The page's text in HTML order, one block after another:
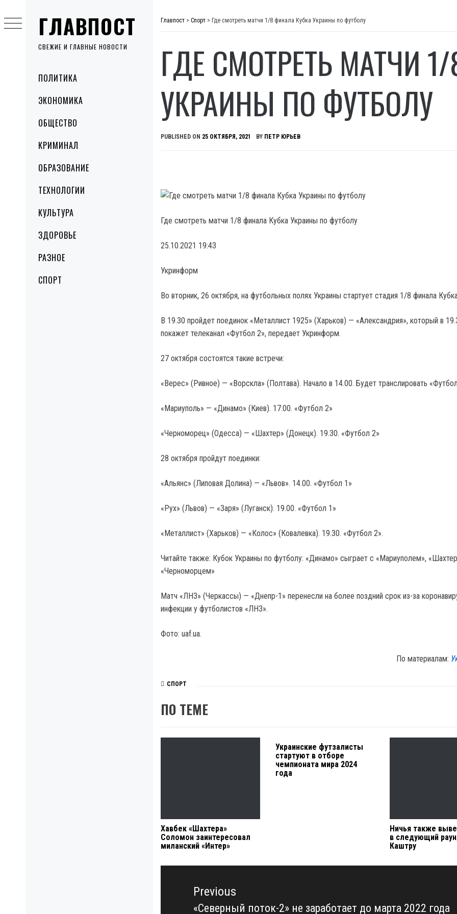
ГЛАВПОСТ
СВЕЖИЕ И ГЛАВНЫЕ НОВОСТИ
MenuПОЛИТИКА
ЭКОНОМИКА
ОБЩЕСТВО
КРИМИНАЛ
ОБРАЗОВАНИЕ
ТЕХНОЛОГИИ
КУЛЬТУРА
ЗДОРОВЬЕ
РАЗНОЕ
СПОРТ
to
content
Главпост > Спорт > Где смотреть матчи 1/8 финала Кубка Украины по футболу
ГДЕ СМОТРЕТЬ МАТЧИ
УКРАИНЫ ПО ФУТБОЛУ
PUBLISHED ON 25 ОКТЯБРЯ, 2021 BY ПЕТР ЮРЬЕВ
Где смотреть матчи 1/8 финала Кубка Украины по футболу
25.10.2021 19:43
Укринформ
Во вторник, 26 октября, на футбольных полях Украины стартует стадия 1/8 финала
В 19.30 пройдет поединок «Металлист 1925» (Харьков) — «Александрия», который в
покажет телеканал «Футбол 2», передает Укринформ.
27 октября состоятся такие встречи:
«Верес» (Ривное) — «Ворскла» (Полтава). Начало в 14.00. Будет транслировать
«Мариуполь» — «Динамо» (Киев). 17.00. «Футбол 2»
«Черноморец» (Одесса) — «Шахтер» (Донецк). 19.30. «Футбол 2»
28 октября пройдут поединки:
«Альянс» (Липовая Долина) — «Львов». 14.00. «Футбол 1»
«Рух» (Львов) — «Заря» (Луганск). 19.00. «Футбол 1»
«Металлист» (Харьков) — «Колос» (Ковалевка). 19.30. «Футбол 2».
Читайте также: Кубок Украины по футболу: «Динамо» сыграет с «Мариуполем»,
«Черноморцем»
Матч «ЛНЗ» (Черкассы) — «Днепр-1» перенесли на более поздний срок из-за
инфекции у футболистов «ЛНЗ».
Фото: uaf.ua.
По материалам:
СПОРТ
ПО ТЕМЕ
Хавбек «Шахтера»
Соломон заинтересовал
миланский «Интер»
Украинские футзалисты
стартуют в отборе
чемпионата мира 2024
года
Ничья также
в следующий
Каштру
Навигация
записямPrevious
Previous
«Северный поток-2» не заработает до марта 2022 года